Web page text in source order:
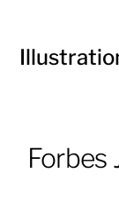
Forbes